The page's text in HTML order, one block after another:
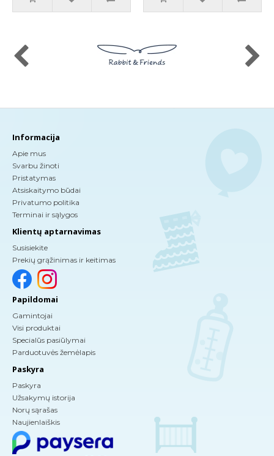
Informacija
Apie mus
Svarbu žinoti
Pristatymas
Atsiskaitymo būdai
Privatumo politika
Terminai ir sąlygos
Klientų aptarnavimas
Susisiekite
Prekių grąžinimas ir keitimas
Papildomai
Gamintojai
Visi produktai
Specialūs pasiūlymai
Parduotuvės žemėlapis
Paskyra
Paskyra
Užsakymų istorija
Norų sąrašas
Naujienlaiškis